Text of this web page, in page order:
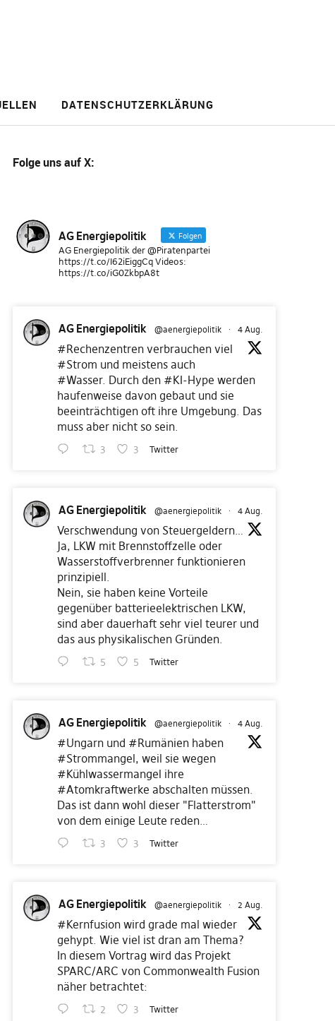
DATENSCHUTZERKLÄRUNG
Folge unsauf X:
AG Energiepolitik Folgen
AG Energiepolitik der @Piratenpartei
https://t.co/I62iEiggCq Videos:
https://t.co/iG0ZkbpA8t
AG Energiepolitik @aenergiepolitik · 4 Aug.
#Rechenzentrenverbrauchen viel
#Strom und meistens auch
#Wasser. Durch den #KI-Hype werden
haufenweise davon gebaut und sie
beeinträchtigen oft ihre Umgebung. Das
muss aber nicht so sein.
3 3 Twitter
AG Energiepolitik @aenergiepolitik · 4 Aug.
Verschwendung von Steuergeldern…
Ja, LKW mit Brennstoffzelle oder
Wasserstoffverbrenner funktionieren
prinzipiell.
Nein, sie haben keine Vorteile
gegenüber batterieelektrischen LKW,
sind aber dauerhaft sehr viel teurer und
das aus physikalischen Gründen.
5 5 Twitter
AG Energiepolitik @aenergiepolitik · 4 Aug.
#Ungarnund #Rumänienhaben
#Strommangel, weil sie wegen
#Kühlwassermangel ihre
#Atomkraftwerke abschalten müssen.
Das ist dann wohl dieser "Flatterstrom"
von dem einige Leute reden…
3 3 Twitter
AG Energiepolitik @aenergiepolitik · 2 Aug.
#Kernfusionwird grade mal wieder
gehypt. Wie viel ist dran am Thema?
In diesem Vortrag wird das Projekt
SPARC/ARC von Commonwealth Fusion
näher betrachtet:
2 3 Twitter